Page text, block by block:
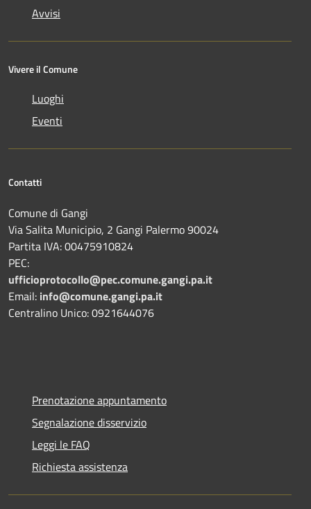
Avvisi
Vivere il Comune
Luoghi
Eventi
Contatti
Comune di Gangi
Via Salita Municipio, 2 Gangi Palermo 90024
Partita IVA: 00475910824
PEC:
ufficioprotocollo@pec.comune.gangi.pa.it
Email: info@comune.gangi.pa.it
Centralino Unico: 0921644076
Prenotazione appuntamento
Segnalazione disservizio
Leggi le FAQ
Richiesta assistenza